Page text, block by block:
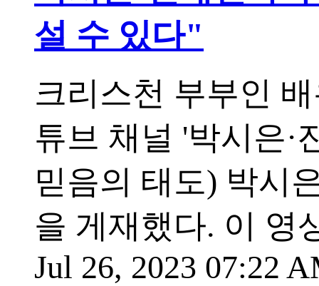
설 수 있다"
크리스천 부부인
튜브 채널 '박시은·
믿음의 태도) 박시
을 게재했다. 이
Jul 26, 2023 07:22